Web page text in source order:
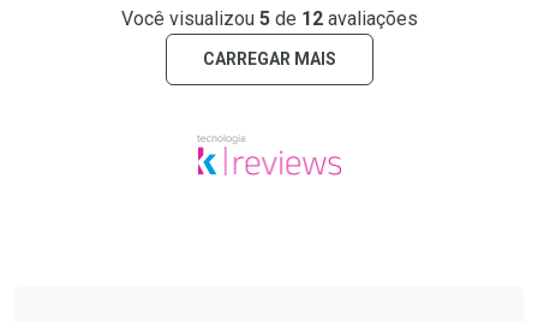
Você visualizou 5de 12avaliações
CARREGAR MAIS